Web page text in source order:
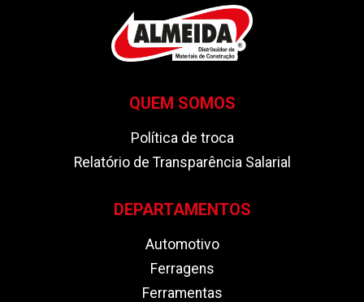
QUEM SOMOS
Política de troca
Relatório de Transparência Salarial
DEPARTAMENTOS
Automotivo
Ferragens
Ferramentas